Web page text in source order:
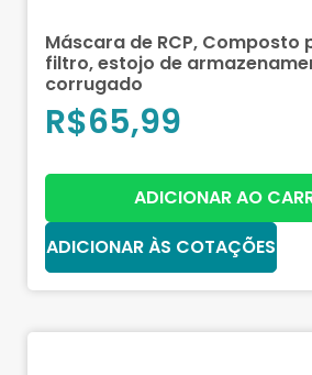
Máscara de RCP, Composto
filtro, estojo de
corrugado
R$65,99
ADICIONAR AO
ADICIONAR ÀS COTAÇÕES